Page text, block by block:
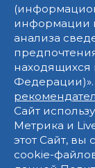
информации
анализа
находящихся
Федерации)».
Сайт
Метрика и
этот Сайт, вы
cookie-